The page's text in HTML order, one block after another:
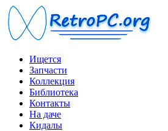
Ищется
Запчасти
Коллекция
Библиотека
Контакты
На даче
Кидалы